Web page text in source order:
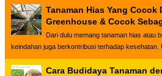
Tanaman Hias Yang Cocok
Greenhouse & Cocok
Dari dulu memang tanaman hias atau
keindahan juga berkontribusi terhadap kesehatan.
Cara Budidaya Tanaman